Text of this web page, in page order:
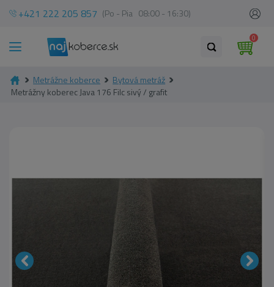
+421 222 205 857 (Po - Pia 08:00 - 16:30)
0
Metrážne koberce
Bytová metráž
Metrážny koberec Java 176 Filc sivý / grafit